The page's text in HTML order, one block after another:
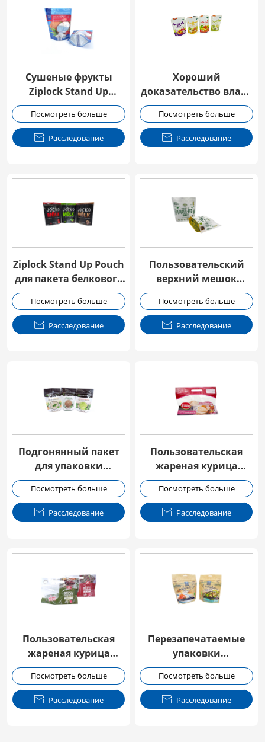
Сушеные фрукты
Ziplock Stand Up
Мешок с окном
Посмотреть больше
 Расследование
Хороший
доказательство влаги
сушеные фрукты
Doypack с молней
Посмотреть больше
 Расследование
Ziplock Stand Up Pouch
для пакета белкового
порошка
Посмотреть больше
 Расследование
Пользовательский
верхний мешок
молнии для
белкового порошка
Посмотреть больше
 Расследование
Подгонянный пакет
для упаковки
порошка белка
молнии
Посмотреть больше
 Расследование
Пользовательская
жареная курица
молния Stand-up
Pouch
Посмотреть больше
 Расследование
Пользовательская
жареная курица
упаковка мешок с
молней
Посмотреть больше
 Расследование
Перезапечатаемые
упаковки
замороженных
продуктов питания
Ziplock сумки
Посмотреть больше
 Расследование